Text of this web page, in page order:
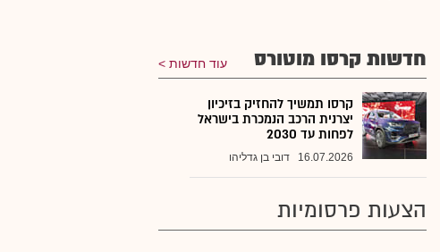
חדשות קרסו מוטורס עוד חדשות
קרסו תמשיך להחזיק בזיכיון
יצרנית הרכב הנמכרת בישראל
לפחות עד 2030
16.07.2026 דובי בן גדליהו
הצעות פרסומיות